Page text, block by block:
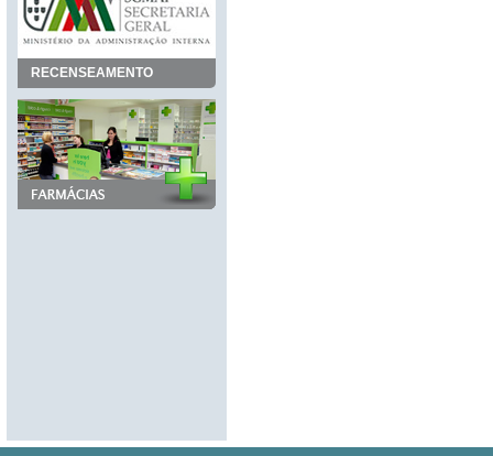
RECENSEAMENTO